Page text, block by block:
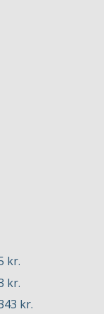
kr.
kr.
kr.